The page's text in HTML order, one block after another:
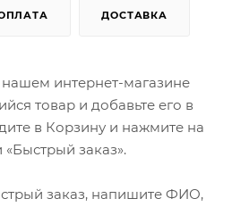
ДОСТАВКА
интернет-магазине
товар и добавьте его в
в Корзину и нажмите на
заказ».
заказ, напишите ФИО,